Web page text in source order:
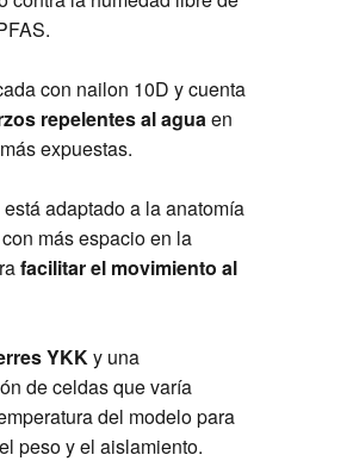
con nailon 10D y cuenta
repelentes al aguaen
expuestas.
adaptado a la anatomía
más espacio en la
facilitar el movimiento al
YKKy una
de celdas que varía
del modelo para
peso y el aislamiento.